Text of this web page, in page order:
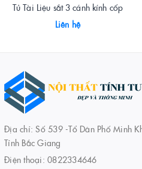
Tủ Tài Liệu sắt 3 cánh kính cốp
Liên hệ
Địa chỉ: Số 539 -Tổ Dân Phố Minh
Tỉnh Bắc Giang
Điện thoại: 0822334646